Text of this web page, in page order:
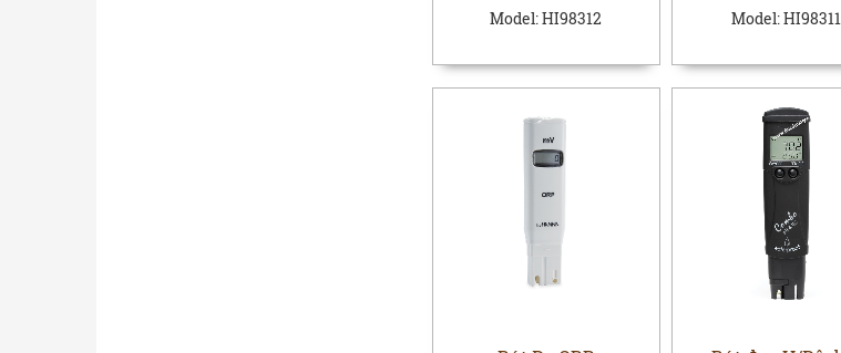
Model:HI98312 Model:HI98311